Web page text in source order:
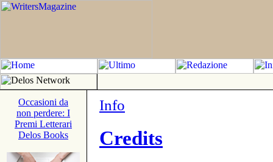
Occasioni da
non perdere: I
Premi Letterari
Delos Books
Info
Credits